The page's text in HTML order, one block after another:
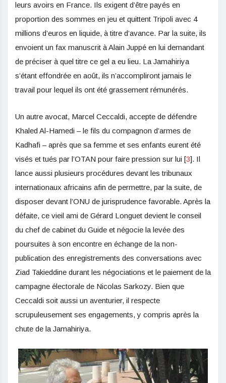
leurs avoirs en France. Ils exigent d’être payés en
proportion des sommes en jeu et quittent Tripoli avec 4
millions d’euros en liquide, à titre d’avance. Par la suite, ils
envoient un fax manuscrit à Alain Juppé en lui demandant
de préciser à quel titre ce gel a eu lieu. La Jamahiriya
s’étant effondrée en août, ils n’accompliront jamais le
travail pour lequel ils ont été grassement rémunérés.
Un autre avocat, Marcel Ceccaldi, accepte de défendre
Khaled Al-Hamedi – le fils du compagnon d’armes de
Kadhafi – après que sa femme et ses enfants eurent été
visés et tués par l’OTAN pour faire pression sur lui [3]. Il
lance aussi plusieurs procédures devant les tribunaux
internationaux africains afin de permettre, par la suite, de
disposer devant l’ONU de jurisprudence favorable. Après la
défaite, ce vieil ami de Gérard Longuet devient le conseil
du chef de cabinet du Guide et négocie la levée des
poursuites à son encontre en échange de la non-
publication des enregistrements des conversations avec
Ziad Takieddine durant les négociations et le paiement de la
campagne électorale de Nicolas Sarkozy. Bien que
Ceccaldi soit aussi un aventurier, il respecte
scrupuleusement ses engagements, y compris après la
chute de la Jamahiriya.